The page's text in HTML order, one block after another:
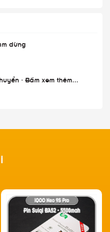
dừng
- Bấm xem thêm...